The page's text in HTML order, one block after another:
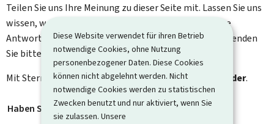
Diese Website verwendet für ihren Betrieb
notwendige Cookies, ohne Nutzung
personenbezogener Daten. Diese Cookies
können nicht abgelehnt werden. Nicht
notwendige Cookies werden zu statistischen
Zwecken benutzt und nur aktiviert, wenn Sie
sie zulassen. Unsere
Teilen Sie uns Ihre Meinung zu dieser Seite mit. Lassen Sie uns
wissen, was wir verbessern können. Sie erhalten keine
Antwort auf Ihr Feedback. Für spezifische Fragen verwenden
Sie bitte das Kontaktformular.
Mit Stern gekennzeichnete Felder ( * ) sind Pflichtfelder.
Haben Sie gefunden, wonach Sie gesucht haben?